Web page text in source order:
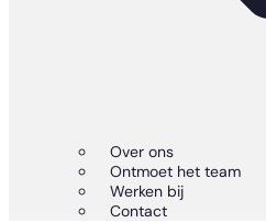
Over ons
Ontmoet het team
Werken bij
Contact